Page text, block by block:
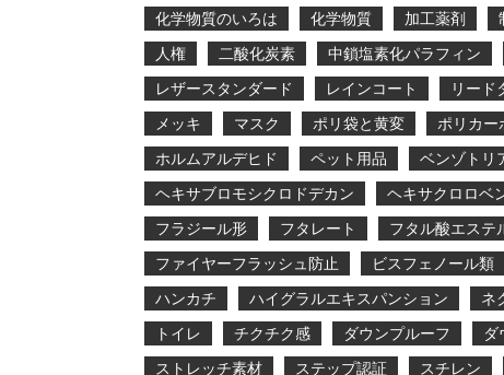
化学物質のいろは
化学物質 加工薬剤
人権
二酸化炭素 中鎖塩素化パラフィン
レザースタンダード
レインコート リード
メッキ
マスク ポリ袋と黄変 ポリカー
ホルムアルデヒド
ペット用品 ベンゾトリ
ヘキサブロモシクロドデカン
ヘキサクロロベ
フラジール形
フタレート フタル酸エステ
ファイヤーフラッシュ防止
ビスフェノール類
ハンカチ
ハイグラルエキスパンション ネ
トイレ
チクチク感 ダウンプルーフ ダ
ストレッチ素材
ステップ認証 スチレン